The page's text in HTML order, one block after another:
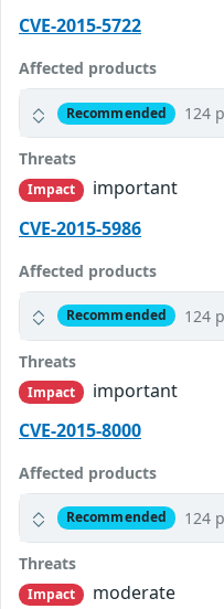
CVE-2015-5722
Affected products
Recommended 124
Threats
Impact
important
CVE-2015-5986
Affected products
Recommended 124
Threats
Impact
important
CVE-2015-8000
Affected products
Recommended 124
Threats
Impact
moderate